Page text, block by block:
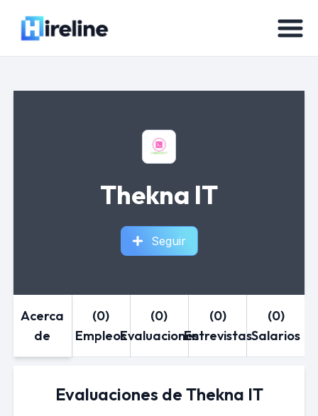
Thekna IT
Seguir
Acerca
de
(0)
Empleos
(0)
Evaluaciones
(0)
Entrevistas
(0)
Salarios
Evaluaciones de Thekna IT